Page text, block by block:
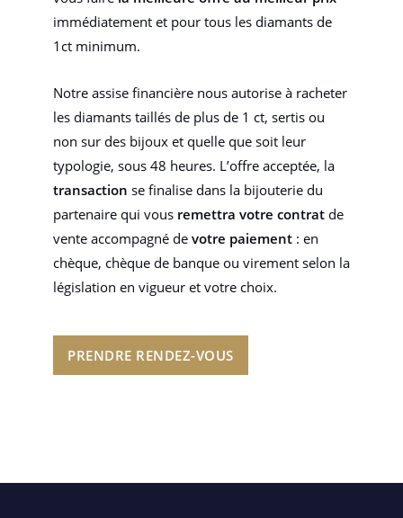
immédiatement et pour tous les diamants de
1ct minimum.
Notre assise financière nous autorise à racheter
les diamants taillés de plus de 1 ct, sertis ou
non sur des bijoux et quelle que soit leur
typologie, sous 48 heures. L’offre acceptée, la
transaction se finalise dans la bijouterie du
partenaire qui vous remettra votre contrat de
vente accompagné de votre paiement : en
chèque, chèque de banque ou virement selon la
législation en vigueur et votre choix.
PRENDRE RENDEZ-VOUS